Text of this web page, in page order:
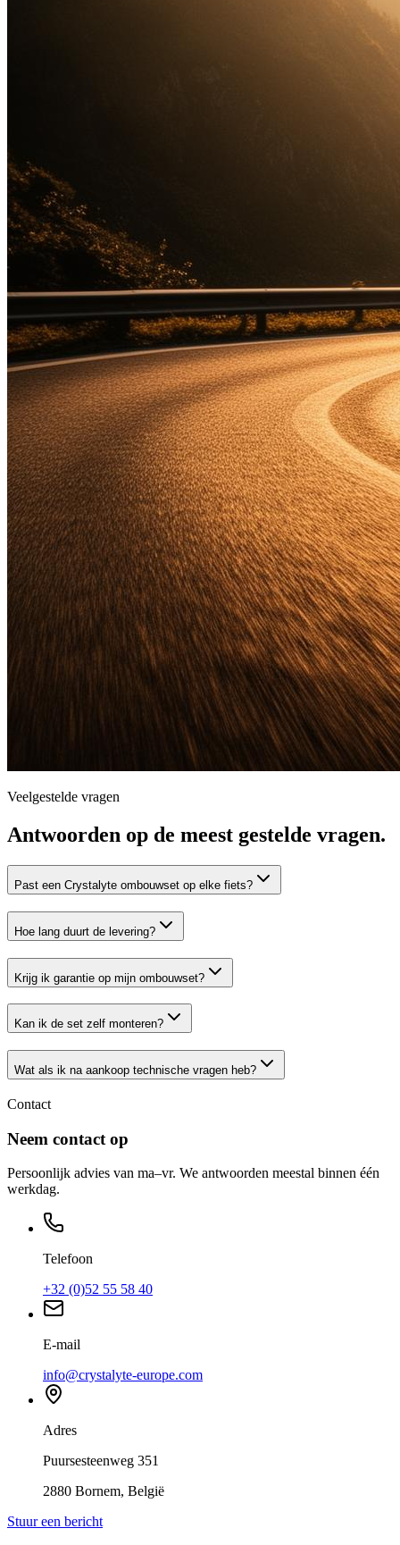
Veelgestelde vragen
Antwoorden op de meest gestelde vragen.
Past een Crystalyte ombouwset op elke fiets?
Hoe lang duurt de levering?
Krijg ik garantie op mijn ombouwset?
Kan ik de set zelf monteren?
Wat als ik na aankoop technische vragen heb?
Contact
Neem contact op
Persoonlijk advies van ma–vr. We antwoorden meestal binnen één
werkdag.
Telefoon
+32 (0)52 55 58 40
E-mail
info@crystalyte-europe.com
Adres
Puursesteenweg 351
2880 Bornem, België
Stuur een bericht